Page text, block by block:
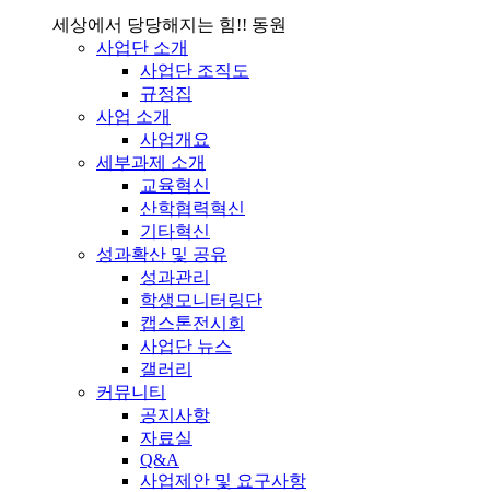
세상에서 당당해지는 힘!! 동원
사업단 소개
사업단 조직도
규정집
사업 소개
사업개요
세부과제 소개
교육혁신
산학협력혁신
기타혁신
성과확산 및 공유
성과관리
학생모니터링단
캡스톤전시회
사업단 뉴스
갤러리
커뮤니티
공지사항
자료실
Q&A
사업제안 및 요구사항